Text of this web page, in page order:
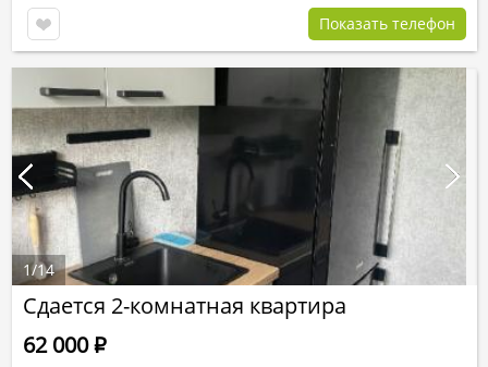
Показать телефон
Сдается 2-комнатная квартира
62 000Р
1/14